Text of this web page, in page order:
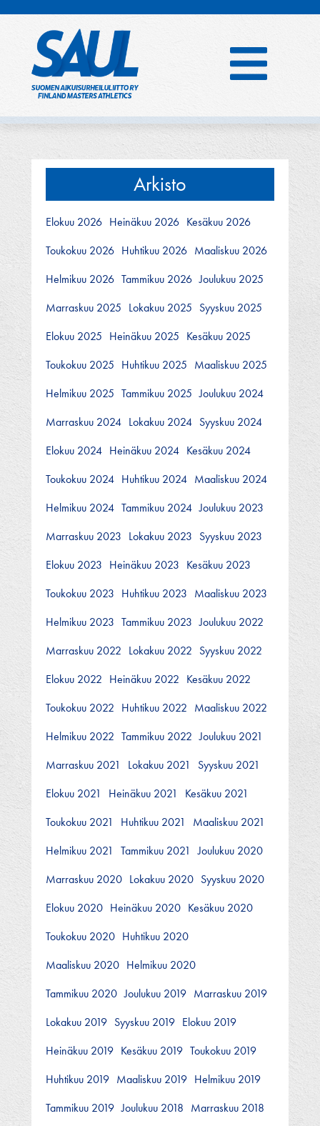
Arkisto
Elokuu 2026 Heinäkuu 2026 Kesäkuu 2026
Toukokuu 2026 Huhtikuu 2026 Maaliskuu 2026
Helmikuu 2026 Tammikuu 2026 Joulukuu 2025
Marraskuu 2025 Lokakuu 2025 Syyskuu 2025
Elokuu 2025 Heinäkuu 2025 Kesäkuu 2025
Toukokuu 2025 Huhtikuu 2025 Maaliskuu 2025
Helmikuu 2025 Tammikuu 2025 Joulukuu 2024
Marraskuu 2024 Lokakuu 2024 Syyskuu 2024
Elokuu 2024 Heinäkuu 2024 Kesäkuu 2024
Toukokuu 2024 Huhtikuu 2024 Maaliskuu 2024
Helmikuu 2024 Tammikuu 2024 Joulukuu 2023
Marraskuu 2023 Lokakuu 2023 Syyskuu 2023
Elokuu 2023 Heinäkuu 2023 Kesäkuu 2023
Toukokuu 2023 Huhtikuu 2023 Maaliskuu 2023
Helmikuu 2023 Tammikuu 2023 Joulukuu 2022
Marraskuu 2022 Lokakuu 2022 Syyskuu 2022
Elokuu 2022 Heinäkuu 2022 Kesäkuu 2022
Toukokuu 2022 Huhtikuu 2022 Maaliskuu 2022
Helmikuu 2022 Tammikuu 2022 Joulukuu 2021
Marraskuu 2021
Lokakuu 2021
Syyskuu 2021
Elokuu 2021
Heinäkuu 2021
Kesäkuu 2021
Toukokuu 2021
Huhtikuu 2021
Maaliskuu 2021
Helmikuu 2021
Tammikuu 2021
Joulukuu 2020
Marraskuu 2020 Lokakuu 2020 Syyskuu 2020
Elokuu 2020 Heinäkuu 2020 Kesäkuu 2020
Toukokuu 2020 Huhtikuu 2020
Maaliskuu 2020 Helmikuu 2020
Tammikuu 2020 Joulukuu 2019 Marraskuu 2019
Lokakuu 2019 Syyskuu 2019 Elokuu 2019
Heinäkuu 2019 Kesäkuu 2019 Toukokuu 2019
Huhtikuu 2019 Maaliskuu 2019 Helmikuu 2019
Tammikuu 2019 Joulukuu 2018 Marraskuu 2018